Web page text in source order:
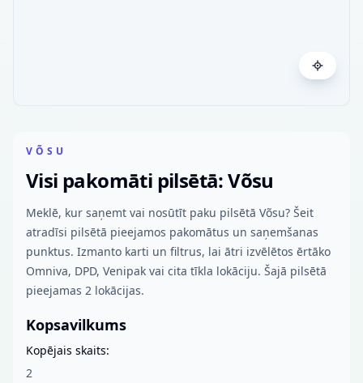
VÕSU
Visi pakomāti pilsētā: Võsu
Meklē, kur saņemt vai nosūtīt paku pilsētā Võsu? Šeit
atradīsi pilsētā pieejamos pakomātus un saņemšanas
punktus. Izmanto karti un filtrus, lai ātri izvēlētos ērtāko
Omniva, DPD, Venipak vai cita tīkla lokāciju. Šajā pilsētā
pieejamas 2 lokācijas.
Kopsavilkums
Kopējais skaits:
2